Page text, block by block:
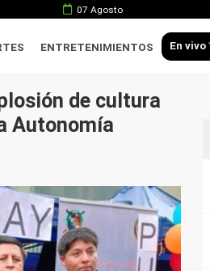
07 Agosto
ENTRETENIMIENTOS En vivo
de cultura
Autonomía